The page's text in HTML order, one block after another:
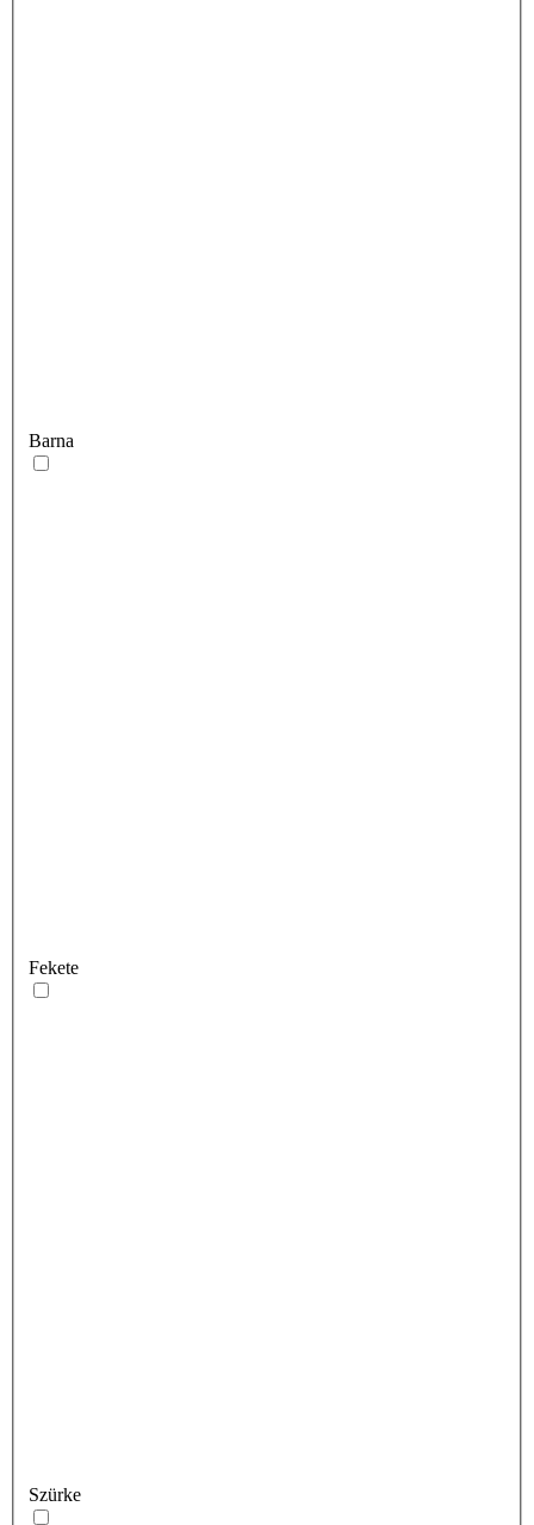
Barna
Fekete
Szürke